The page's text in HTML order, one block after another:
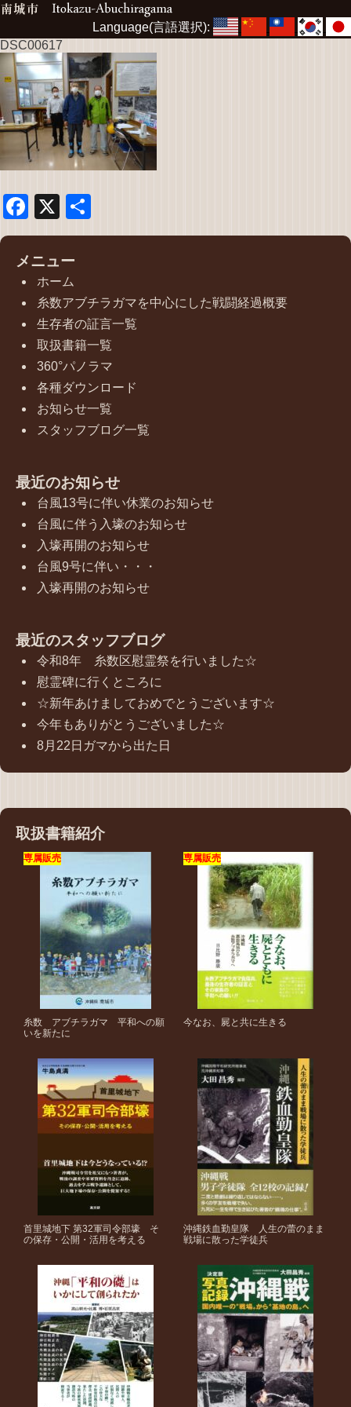
Language(言語選択):
DSC00617
Facebook
X
有
メニュー
ホーム
糸数アブチラガマを中心にした戦闘経過概要
生存者の証言一覧
取扱書籍一覧
360°パノラマ
各種ダウンロード
お知らせ一覧
スタッフブログ一覧
最近のお知らせ
台風13号に伴い休業のお知らせ
台風に伴う入壕のお知らせ
入壕再開のお知らせ
台風9号に伴い・・・
入壕再開のお知らせ
最近のスタッフブログ
令和8年 糸数区慰霊祭を行いました☆
慰霊碑に行くところに
☆新年あけましておめでとうございます☆
今年もありがとうございました☆
8月22日ガマから出た日
取扱書籍紹介
専属販売
糸数 アブチラガマ 平和への願
いを新たに
専属販売
今なお、屍と共に生きる
首里城地下 第32軍司令部壕 そ
の保存・公開・活用を考える
沖縄鉄血勤皇隊 人生の蕾のまま
戦場に散った学徒兵